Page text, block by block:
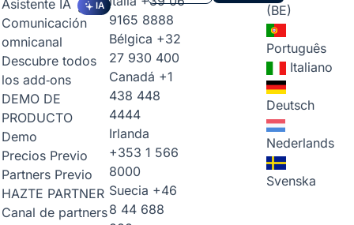
Asistente IA IA
Comunicación
omnicanal
Descubre todos
los add‑ons
DEMO DE
PRODUCTO
Demo
Precios Previo
Partners Previo
HAZTE PARTNER
Canal de partners
5688
9165 8888
Bélgica +32
27 930 400
Canadá +1
438 448
4444
Irlanda
+353 1 566
8000
Suecia +46
8 44 688
(BE)
Português
Italiano
Deutsch
Nederlands
Svenska